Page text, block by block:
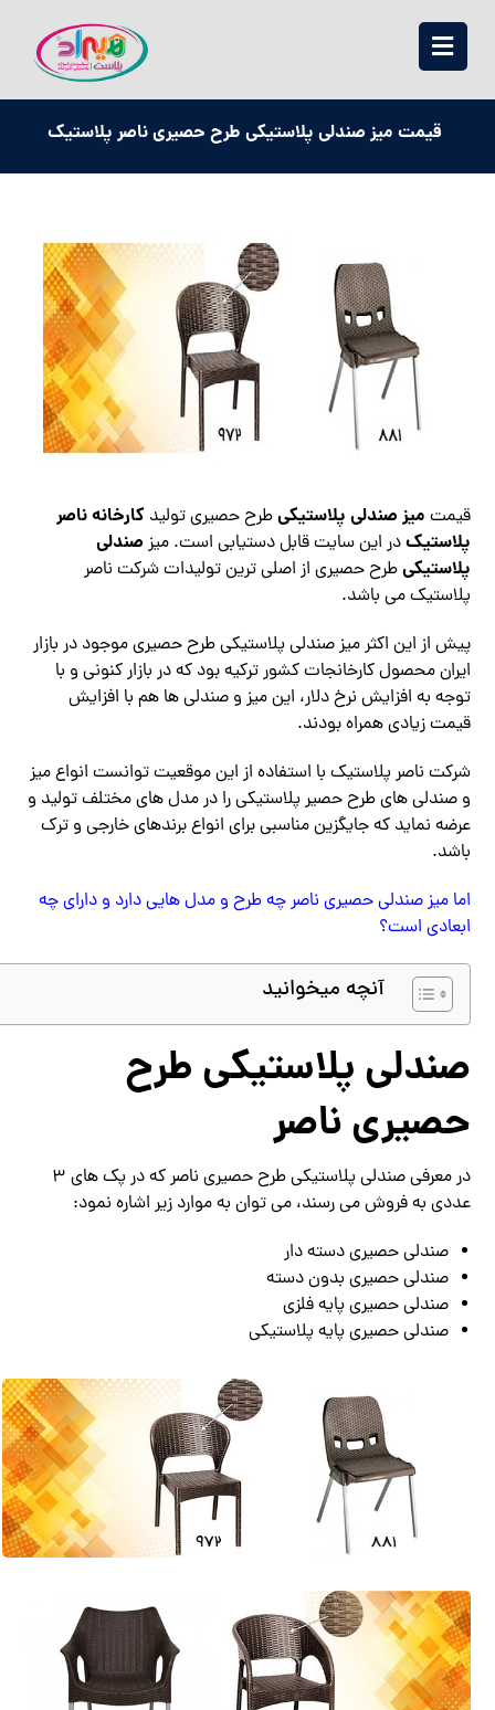
قیمت میز صندلی پلاستیکی طرح حصیری ناصر پلاستیک
قیمت میز صندلی پلاستیکیطرح حصیری تولیدکارخانه ناصر
پلاستیکدر این سایت قابل دستیابی است. میز صندلی
پلاستیکیطرح حصیری از اصلی ترین تولیدات شرکت ناصر
پلاستیک می باشد.
پیش از این اکثر میز صندلی پلاستیکی طرح حصیری موجود در بازار
ایران محصول کارخانجات کشور ترکیه بود که در بازار کنونی و با
توجه به افزایش نرخ دلار، این میز و صندلی ها هم با افزایش
قیمت زیادی همراه بودند.
شرکت ناصر پلاستیک با استفاده از این موقعیت توانست انواع میز
و صندلی های طرح حصیر پلاستیکی را در مدل های مختلف تولید و
عرضه نماید که جایگزین مناسبی برای انواع برندهای خارجی و ترک
باشد.
اما میز صندلی حصیری ناصر چه طرح و مدل هایی دارد و دارای چه
ابعادی است؟
آنچه میخوانید
صندلی پلاستیکی طرح
حصیری ناصر
در معرفی صندلی پلاستیکی طرح حصیری ناصر که در پک های 3
عددی به فروش می رسند، می توان به موارد زیر اشاره نمود:
صندلی حصیری دسته دار
صندلی حصیری بدون دسته
صندلی حصیری پایه فلزی
صندلی حصیری پایه پلاستیکی